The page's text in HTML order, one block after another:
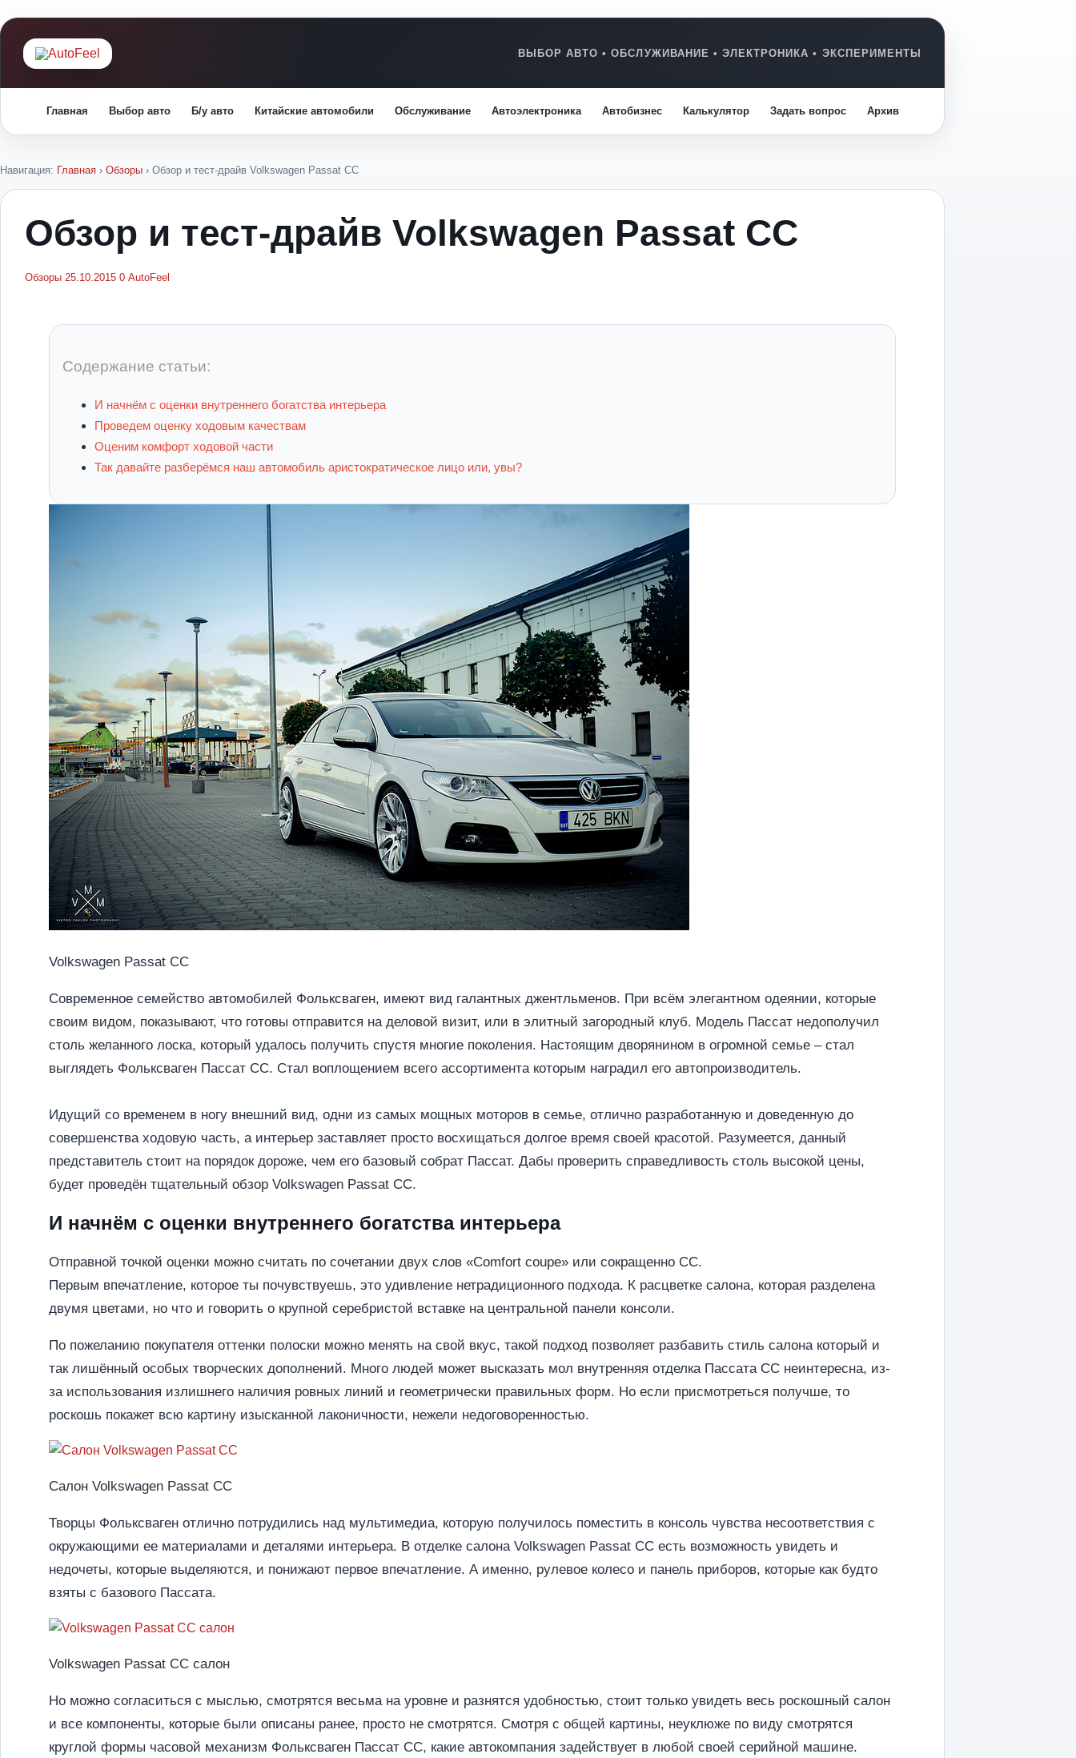
Главная Выбор авто Б/у авто Китайские автомобили Обслуживание Автоэлектроника Автобизнес Калькулятор Задать вопрос Архив
Навигация: Главная › Обзоры › Обзор и тест-драйв Volkswagen Passat CC
Обзор и тест-драйв Volkswagen Passat CC
Обзоры 25.10.2015 0 AutoFeel
Содержание статьи:
И начнём с оценки внутреннего богатства интерьера
Проведем оценку ходовым качествам
Оценим комфорт ходовой части
Так давайте разберёмся наш автомобиль аристократическое лицо или, увы?
Volkswagen Passat CC
Современное семейство автомобилей Фольксваген, имеют вид галантных джентльменов. При всём элегантном одеянии, которые
своим видом, показывают, что готовы отправится на деловой визит, или в элитный загородный клуб. Модель Пассат недополучил
столь желанного лоска, который удалось получить спустя многие поколения. Настоящим дворянином в огромной семье – стал
выглядеть Фольксваген Пассат CC. Стал воплощением всего ассортимента которым наградил его автопроизводитель.
Идущий со временем в ногу внешний вид, одни из самых мощных моторов в семье, отлично разработанную и доведенную до
совершенства ходовую часть, а интерьер заставляет просто восхищаться долгое время своей красотой. Разумеется, данный
представитель стоит на порядок дороже, чем его базовый собрат Пассат. Дабы проверить справедливость столь высокой цены,
будет проведён тщательный обзор Volkswagen Passat CC.
И начнём с оценки внутреннего богатства интерьера
Отправной точкой оценки можно считать по сочетании двух слов «Comfort coupe» или сокращенно СС.
Первым впечатление, которое ты почувствуешь, это удивление нетрадиционного подхода. К расцветке салона, которая разделена
двумя цветами, но что и говорить о крупной серебристой вставке на центральной панели консоли.
По пожеланию покупателя оттенки полоски можно менять на свой вкус, такой подход позволяет разбавить стиль салона который и
так лишённый особых творческих дополнений. Много людей может высказать мол внутренняя отделка Пассата CC неинтересна, из-
за использования излишнего наличия ровных линий и геометрически правильных форм. Но если присмотреться получше, то
роскошь покажет всю картину изысканной лаконичности, нежели недоговоренностью.
Салон Volkswagen Passat CC
Творцы Фольксваген отлично потрудились над мультимедиа, которую получилось поместить в консоль чувства несоответствия с
окружающими ее материалами и деталями интерьера. В отделке салона Volkswagen Passat CC есть возможность увидеть и
недочеты, которые выделяются, и понижают первое впечатление. А именно, рулевое колесо и панель приборов, которые как будто
взяты с базового Пассата.
Volkswagen Passat CC салон
Но можно согласиться с мыслью, смотрятся весьма на уровне и разнятся удобностью, стоит только увидеть весь роскошный салон
и все компоненты, которые были описаны ранее, просто не смотрятся. Смотря с общей картины, неуклюже по виду смотрятся
круглой формы часовой механизм Фольксваген Пассат СС, какие автокомпания задействует в любой своей серийной машине.